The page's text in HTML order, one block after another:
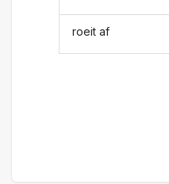
roeit af